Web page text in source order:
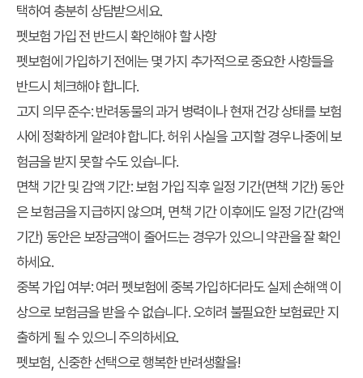
택하여 충분히 상담받으세요.
펫보험 가입 전 반드시 확인해야 할 사항
펫보험에 가입하기 전에는 몇 가지 추가적으로 중요한 사항들을
반드시 체크해야 합니다.
고지 의무 준수:반려동물의 과거 병력이나 현재 건강 상태를 보험
사에 정확하게 알려야 합니다. 허위 사실을 고지할 경우 나중에 보
험금을 받지 못할 수도 있습니다.
면책 기간 및 감액 기간:보험 가입 직후 일정 기간(면책 기간) 동안
은 보험금을 지급하지 않으며, 면책 기간 이후에도 일정 기간(감액
기간) 동안은 보장금액이 줄어드는 경우가 있으니 약관을 잘 확인
하세요.
중복 가입 여부:여러 펫보험에 중복 가입하더라도 실제 손해액 이
상으로 보험금을 받을 수 없습니다. 오히려 불필요한 보험료만 지
출하게 될 수 있으니 주의하세요.
펫보험, 신중한 선택으로 행복한 반려생활을!